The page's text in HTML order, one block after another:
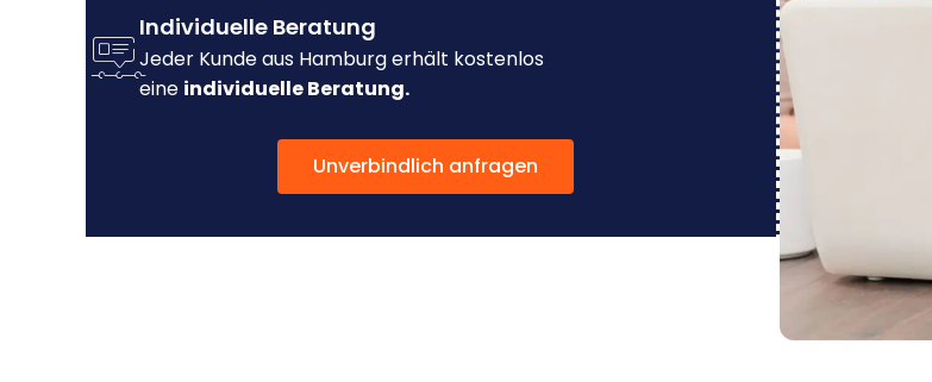
Individuelle Beratung
Jeder Kunde aus Hamburg erhält kostenlos
eine individuelle Beratung.
Unverbindlich anfragen